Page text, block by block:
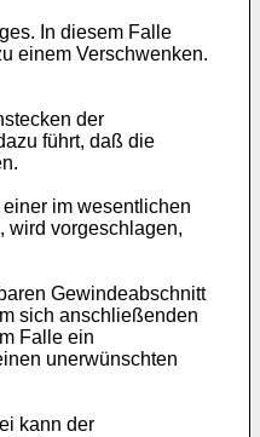
In diesem Falle
einem Verschwenken.
der
führt, daß die
im wesentlichen
wird vorgeschlagen,
Gewindeabschnitt
sich anschließenden
Falle ein
unerwünschten
kann der